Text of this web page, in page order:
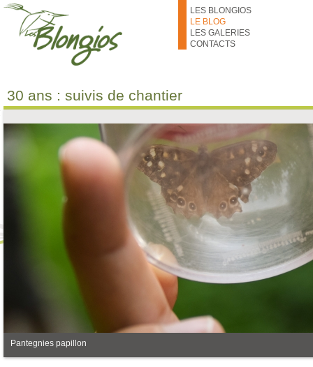
Aller au contenu principal
LES BLONGIOS
LE BLOG
LES GALERIES
CONTACTS
30 ans : suivis de chantier
Pantegnies papillon